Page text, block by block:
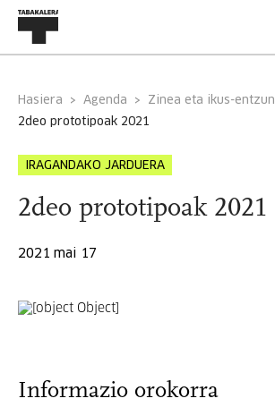
Hasiera Agenda
Zinea eta ikus-
2deo prototipoak 2021
IRAGANDAKO JARDUERA
2deo prototipoak 2021
2021 mai 17
Informazio orokorra